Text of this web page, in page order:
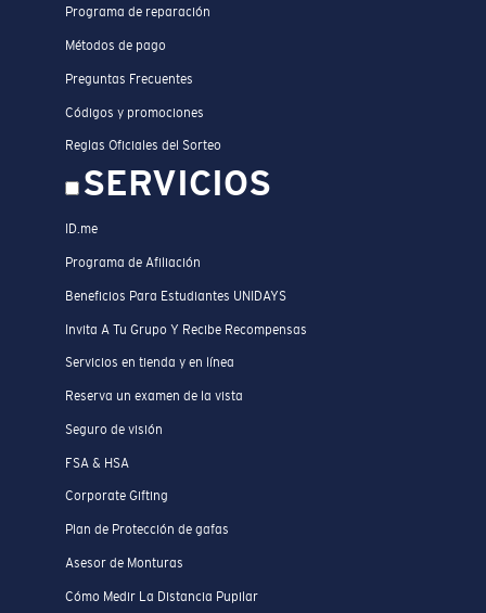
Programa de reparación
Métodos de pago
Preguntas Frecuentes
Códigos y promociones
Reglas Oficiales del Sorteo
SERVICIOS
ID.me
Programa de Afiliación
Beneficios Para Estudiantes UNIDAYS
Invita A Tu Grupo Y Recibe Recompensas
Servicios en tienda y en línea
Reserva un examen de la vista
Seguro de visión
FSA & HSA
Corporate Gifting
Plan de Protección de gafas
Asesor de Monturas
Cómo Medir La Distancia Pupilar